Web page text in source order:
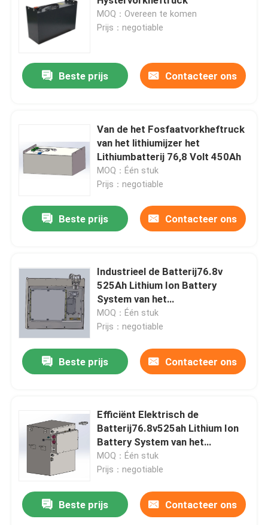
MOQ：Overeen te komen
Prijs：negotiable
Beste prijs Contacteer ons
Van de het Fosfaatvorkheftruck
van het lithiumijzer het
Lithiumbatterij 76,8 Volt 450Ah
MOQ：Één stuk
Prijs：negotiable
Beste prijs Contacteer ons
Industrieel de Batterij76.8v
525Ah Lithium Ion Battery
System van het
Vorkheftrucklithium
MOQ：Één stuk
Prijs：negotiable
Beste prijs Contacteer ons
Efficiënt Elektrisch de
Batterij76.8v525ah Lithium Ion
Battery System van het
Vorkheftrucklithium
MOQ：Één stuk
Prijs：negotiable
Beste prijs Contacteer ons